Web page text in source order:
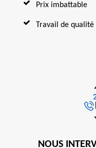
Prix imbattable
Travail de qualité
NOUS